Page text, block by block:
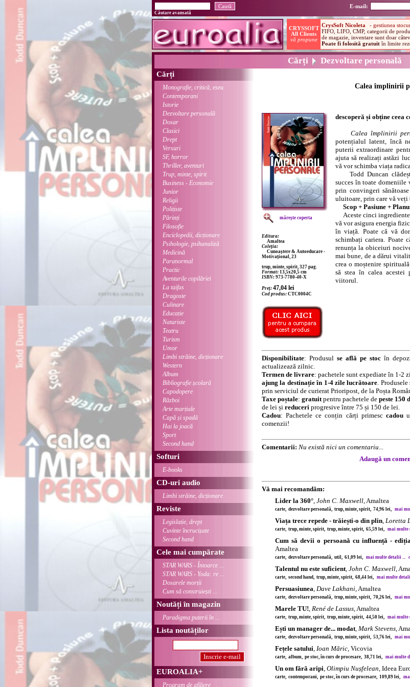
E-mail:
Căutare avansată
Cărți Dezvoltare personală
Cărți
Monografie, critică, eseu
Contemporani
Istorie
Dezvoltare personală
Dosar
Clasici
Drept
Versuri
SF, horror
Thriller, aventuri
Trup, minte, spirit
Business - Economie
Junior
Religii
Polițiste
Părinți
Filosofie
Enciclopedii, dicționare
Psihologie, psihanaliză
Medicină
Paranormal
Practic
Aventurile copilăriei
La taifas
Dragoste
Culinare
Educație
Naturiste
Teatru
Turism
Umor
Limbi străine, dicționare
Western
Album
Bibliografie școlară
Capodopere
Război
Arte marțiale
Capă și spadă
Hai la joacă
Sport
Second hand
Softuri
E-books
CD-uri audio
Limbi străine, dicționare
Reviste
Legislație, drept
Cuvinte încrucișate
Second hand
Cele mai cumpărate
STAR WARS - Întoarce ...
STAR WARS - Yoda: re ...
Dosarele morții
Cum să construiești ...
Noutăți în magazin
Paradigma puterii în ...
Lista noutăților
EUROALIA+
Program de afiliere
Calea împlinirii
mărește coperta
Editura:
Amaltea
Coleția:
Cunoaștere & Autoeducare -
Motivațional, 23
trup, minte, spirit, 327 pag.
Format: 13,5x20,5 cm
ISBN: 973-7780-40-X
Preț: 47,04 lei
Cod produs: CTC0004C
descoperă și obține ceea
Calea împlinirii
potențialul latent, încă
puterii extraordinare
ajuta să realizați astăzi
vă vor schimba viața
Todd Duncan
succes în toate domeniile
prin convingeri
uluitoare, prin care vă
Scop + Pasiune +
Aceste cinci ingrediente
vă vor asigura energia
în viață. Poate că vă
schimbați cariera. Poate
renunța la obiceiuri
mai bune, de a dărui
crea o moștenire
să stea în calea acestei
viitorul.
Disponibilitate: Produsul se află pe stoc în
actualizează zilnic.
Termen de livrare: pachetele sunt expediate în 1-2
ajung la destinație în 1-4 zile lucrătoare.
prin serviciul de curierat Prioripost, de la Poșta
Taxe poștale: gratuitpentru pachetele de peste 150
de lei și reduceri progresive între 75 și 150 de lei.
Cadou: Pachetele ce conțin cărți primesc cadou
comenzii!
Comentarii: Nu există nici un comentariu...
Adaugă un
Vă mai recomandăm:
Lider la 360°, John C. Maxwell, Amaltea
carte, dezvoltare personală, trup, minte, spirit, 74,96 lei, mai
Viața trece repede - trăiești-o din plin, Loretta
carte, trup, minte, spirit, trup, minte, spirit, 65,59 lei, mai multe
Cum să devii o persoană cu influență -
Amaltea
carte, dezvoltare personală, util, 61,09 lei, mai multe detalii ...
Talentul nu este suficient, John C. Maxwell,
carte, second hand, trup, minte, spirit, 68,44 lei, mai multe
Persuasiunea, Dave Lakhani, Amaltea
carte, dezvoltare personală, trup, minte, spirit, 70,26 lei, mai
Marele TU!, René de Lassus, Amaltea
carte, trup, minte, spirit, trup, minte, spirit, 44,50 lei, mai multe
Ești un manager de... modat, Mark Stevens,
carte, dezvoltare personală, trup, minte, spirit, 53,76 lei, mai
Fețele satului, Ioan Măric, Vicovia
carte, album, pe stoc, în curs de procesare, 38,71 lei, mai multe
Un om fără aripi, Olimpiu Nușfelean, Ideea
carte, contemporani, pe stoc, în curs de procesare, 109,89 lei,